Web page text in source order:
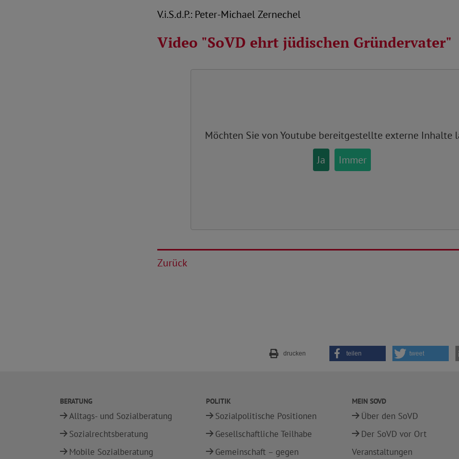
V.i.S.d.P.: Peter-Michael Zernechel
Video "SoVD ehrt jüdischen Gründervater"
Möchten Sie vonYoutube bereitgestellte externe Inhalte
Ja
Immer
Zurück
drucken teilen tweet
BERATUNG
Alltags- und Sozialberatung
Sozialrechtsberatung
Mobile Sozialberatung
POLITIK
Sozialpolitische Positionen
Gesellschaftliche Teilhabe
Gemeinschaft – gegen
MEIN SOVD
Über den SoVD
Der SoVD vor Ort
Veranstaltungen